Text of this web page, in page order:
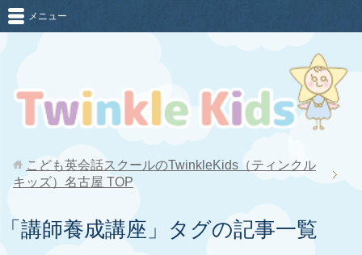
メニュー
こども英会話スクールのTwinkleKids（ティンクル
キッズ）名古屋 TOP
「講師養成講座」タグの記事一覧